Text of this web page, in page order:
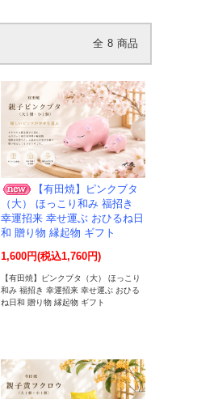
全 8 商品
【有田焼】ピンクブタ
（大） ほっこり和み 福招き
幸運招来 幸せ運ぶ おひるね日
和 贈り物 縁起物 ギフト
1,600円(税込1,760円)
【有田焼】ピンクブタ（大） ほっこり
和み 福招き 幸運招来 幸せ運ぶ おひる
ね日和 贈り物 縁起物 ギフト